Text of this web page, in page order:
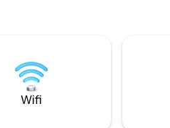
environnantes du parc national de
Kellerwald-Edersee. Ici, vous
vraiment directement au bord du lac
pas seulement « à proximité du lac ».
Wifi